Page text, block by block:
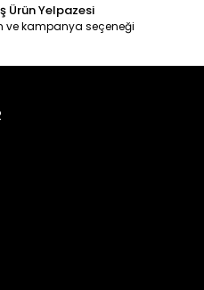
Ürün Yelpazesi
ve kampanya seçeneği